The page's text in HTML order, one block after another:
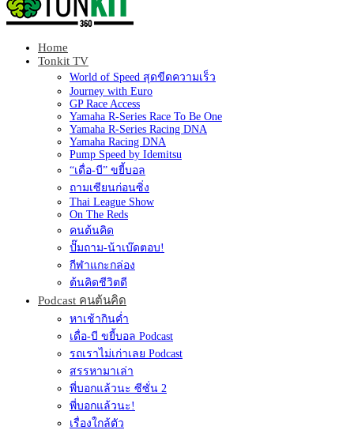
Home
Tonkit TV
World of Speed สุดขีดความเร็ว
Journey with Euro
GP Race Access
Yamaha R-Series Race To Be One
Yamaha R-Series Racing DNA
Yamaha Racing DNA
Pump Speed by Idemitsu
“เดื่อ-บี” ขยี้บอล
ถามเซียนก่อนซิ่ง
Thai League Show
On The Reds
คนต้นคิด
ปั๊มถาม-น้าเบ๊ดตอบ!
กีฬาแกะกล่อง
ต้นคิดชีวิตดี
Podcast คนต้นคิด
หาเช้ากินค่ำ
เดื่อ-บี ขยี้บอล Podcast
รถเราไม่เก่าเลย Podcast
สรรหามาเล่า
พี่บอกแล้วนะ ซีซั่น 2
พี่บอกแล้วนะ!
เรื่องใกล้ตัว